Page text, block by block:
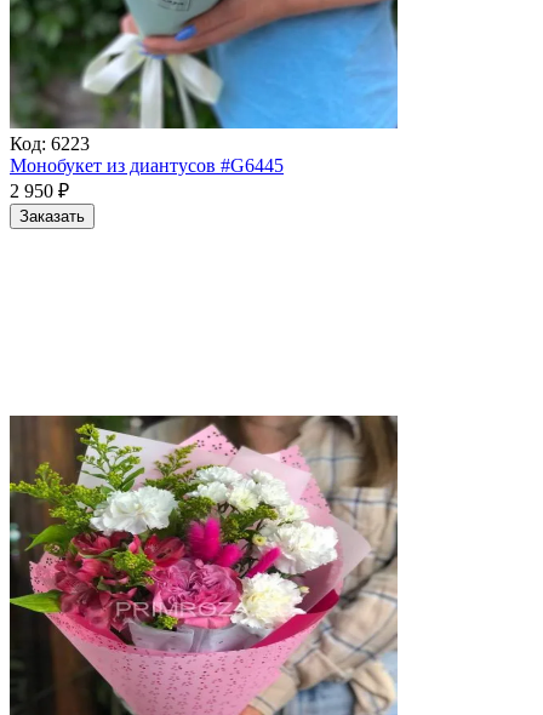
Код: 6223
Монобукет из диантусов #G6445
2 950 ₽
Заказать